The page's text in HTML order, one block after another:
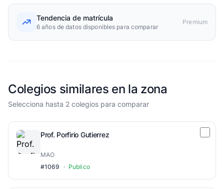
Tendencia de matrícula
6 años de datos disponibles para comparar
Premium
Colegios similares en la zona
Selecciona hasta 2 colegios para comparar
Prof. Porfirio Gutierrez
MAO
#1069
· Publico